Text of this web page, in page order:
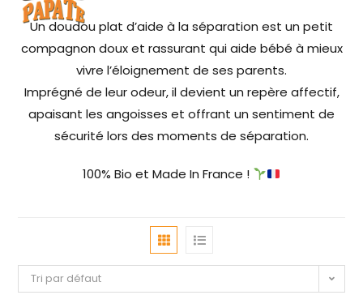
Un doudou plat d’aide à la séparation est un petit
compagnon doux et rassurant qui aide bébé à mieux
vivre l’éloignement de ses parents.
Imprégné de leur odeur, il devient un repère affectif,
apaisant les angoisses et offrant un sentiment de
sécurité lors des moments de séparation.
100% Bio et Made In France !
Tri par défaut